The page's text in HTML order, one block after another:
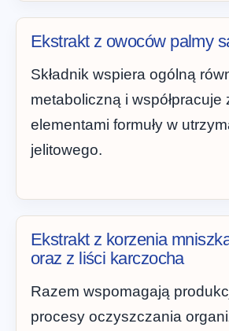
Ekstrakt z owoców palmy
Składnik wspiera ogólną
metaboliczną i współpracuje
elementami formuły w
jelitowego.
Ekstrakt z korzenia
oraz z liści karczocha
Razem wspomagają
procesy oczyszczania